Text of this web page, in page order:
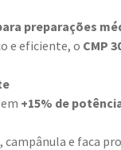
preparações
e eficiente, o CMP
+15% de
e faca